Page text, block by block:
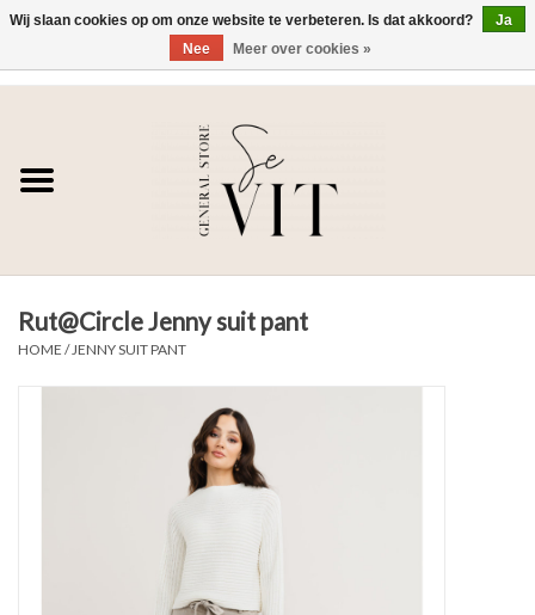
SE VIT
HEREN
WONEN
Rut@Circle Jenny suit pant
HOME / JENNY SUIT PANT
Wij slaan cookies op om onze website te verbeteren. Is dat akkoord?
Ja
Nee
Meer over cookies »